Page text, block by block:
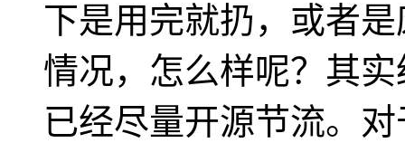
下是用完就扔，或者
情况，怎么样呢？其
已经尽量开源节流。